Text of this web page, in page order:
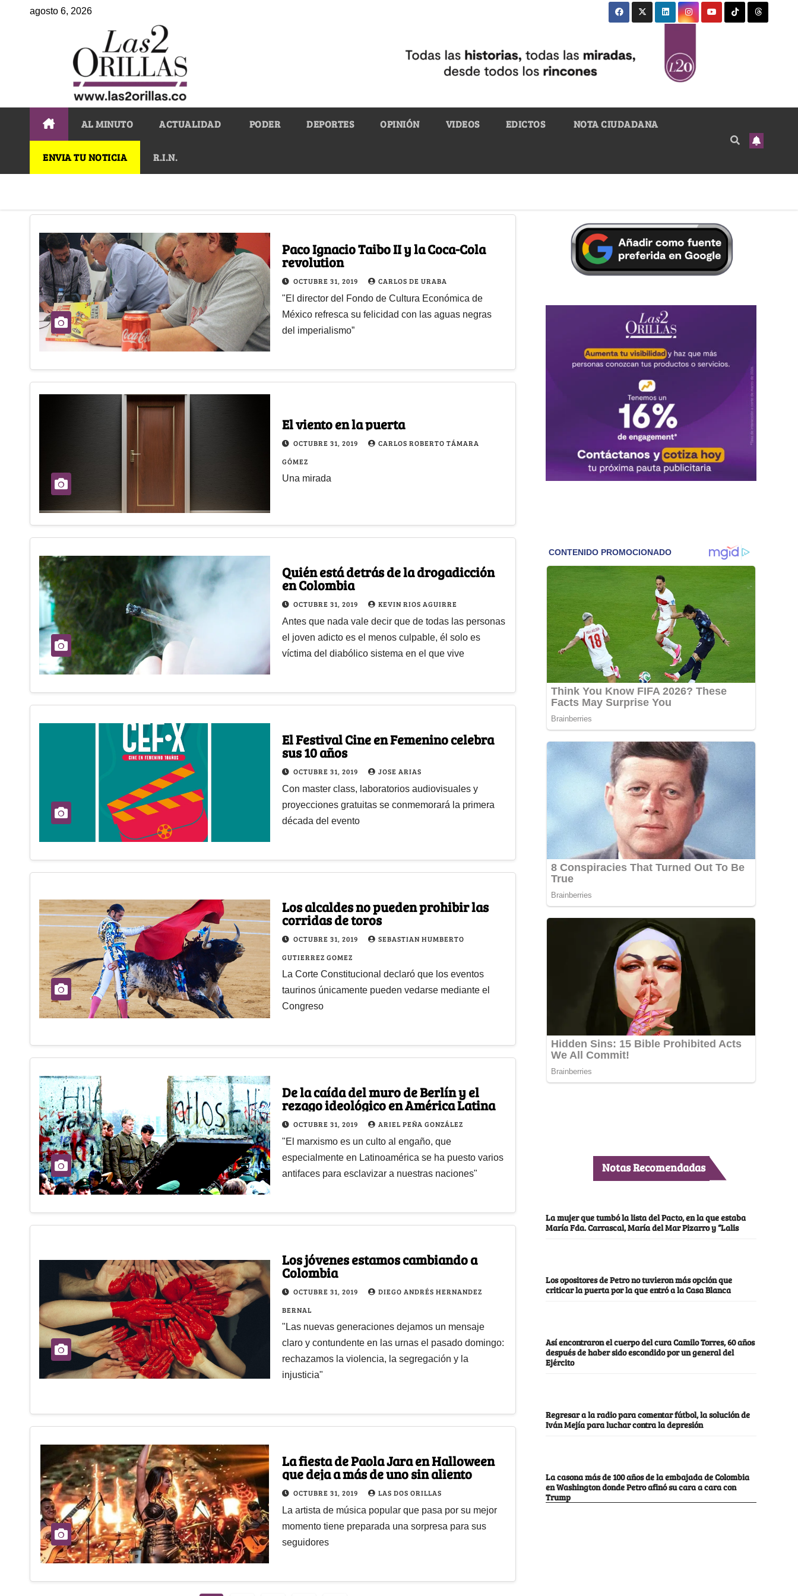
agosto 6, 2026
AL MINUTO ACTUALIDAD PODER DEPORTES OPINIÓN VIDEOS EDICTOS NOTA CIUDADANA
ENVIA TU NOTICIA R.I.N.
Paco Ignacio Taibo II y la Coca-Cola
revolution
OCTUBRE 31, 2019 CARLOS DE URABA
"El director del Fondo de Cultura Económica de
México refresca su felicidad con las aguas negras
del imperialismo”
El viento en la puerta
OCTUBRE 31, 2019
CARLOS ROBERTO TÁMARA
GÓMEZ
Una mirada
Quién está detrás de la drogadicción
en Colombia
OCTUBRE 31, 2019 KEVIN RIOS AGUIRRE
Antes que nada vale decir que de todas las personas
el joven adicto es el menos culpable, él solo es
víctima del diabólico sistema en el que vive
El Festival Cine en Femenino celebra
sus 10 años
OCTUBRE 31, 2019 JOSE ARIAS
Con master class, laboratorios audiovisuales y
proyecciones gratuitas se conmemorará la primera
década del evento
Los alcaldes no pueden prohibir las
corridas de toros
OCTUBRE 31, 2019
SEBASTIAN HUMBERTO
GUTIERREZ GOMEZ
La Corte Constitucional declaró que los eventos
taurinos únicamente pueden vedarse mediante el
Congreso
De la caída del muro de Berlín y el
rezago ideológico en América Latina
OCTUBRE 31, 2019 ARIEL PEÑA GONZÁLEZ
"El marxismo es un culto al engaño, que
especialmente en Latinoamérica se ha puesto varios
antifaces para esclavizar a nuestras naciones"
Los jóvenes estamos cambiando a
Colombia
OCTUBRE 31, 2019
DIEGO ANDRÉS HERNANDEZ
BERNAL
"Las nuevas generaciones dejamos un mensaje
claro y contundente en las urnas el pasado domingo:
rechazamos la violencia, la segregación y la
injusticia"
La fiesta de Paola Jara en Halloween
que deja a más de uno sin aliento
OCTUBRE 31, 2019 LAS DOS ORILLAS
La artista de música popular que pasa por su mejor
momento tiene preparada una sorpresa para sus
seguidores
Notas Recomendadas
La mujer que tumbó la lista del Pacto, en la que estaba
María Fda. Carrascal, María del Mar Pizarro y “Lalis
Los opositores de Petro no tuvieron más opción que
criticar la puerta por la que entró a la Casa Blanca
Así encontraron el cuerpo del cura Camilo Torres, 60 años
después de haber sido escondido por un general del
Ejército
Regresar a la radio para comentar fútbol, la solución de
Iván Mejía para luchar contra la depresión
La casona más de 100 años de la embajada de Colombia
en Washington donde Petro afinó su cara a cara con
Trump